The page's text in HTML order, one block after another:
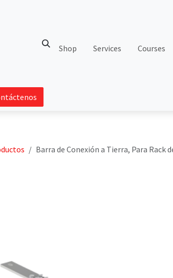
Shop Services Courses
Barra de Conexión a Tierra, Para Rack